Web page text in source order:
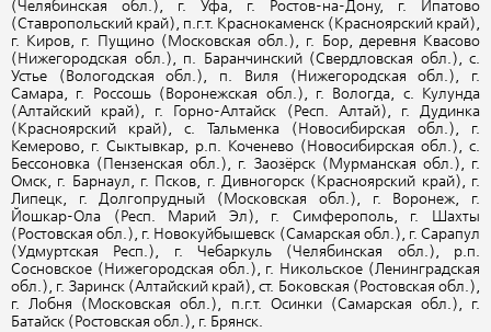
(Челябинская обл.), г. Уфа, г. Ростов-на-Дону, г. Ипатово
(Ставропольский край), п.г.т. Краснокаменск (Красноярский край),
г. Киров, г. Пущино (Московская обл.), г. Бор, деревня Квасово
(Нижегородская обл.), п. Баранчинский (Свердловская обл.), с.
Устье (Вологодская обл.), п. Виля (Нижегородская обл.), г.
Самара, г. Россошь (Воронежская обл.), г. Вологда, с. Кулунда
(Алтайский край), г. Горно-Алтайск (Респ. Алтай), г. Дудинка
(Красноярский край), с. Тальменка (Новосибирская обл.), г.
Кемерово, г. Сыктывкар, р.п. Коченево (Новосибирская обл.), с.
Бессоновка (Пензенская обл.), г. Заозёрск (Мурманская обл.), г.
Омск, г. Барнаул, г. Псков, г. Дивногорск (Красноярский край), г.
Липецк, г. Долгопрудный (Московская обл.), г. Воронеж, г.
Йошкар-Ола (Респ. Марий Эл), г. Симферополь, г. Шахты
(Ростовская обл.), г. Новокуйбышевск (Самарская обл.), г. Сарапул
(Удмуртская Респ.), г. Чебаркуль (Челябинская обл.), р.п.
Сосновское (Нижегородская обл.), г. Никольское (Ленинградская
обл.), г. Заринск (Алтайский край), ст. Боковская (Ростовская обл.),
г. Лобня (Московская обл.), п.г.т. Осинки (Самарская обл.), г.
Батайск (Ростовская обл.), г. Брянск.